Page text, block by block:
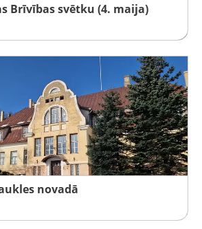
Brīvības svētku (4. maija)
novadā